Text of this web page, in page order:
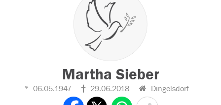
Martha Sieber
06.05.1947 29.06.2018 Dingelsdorf